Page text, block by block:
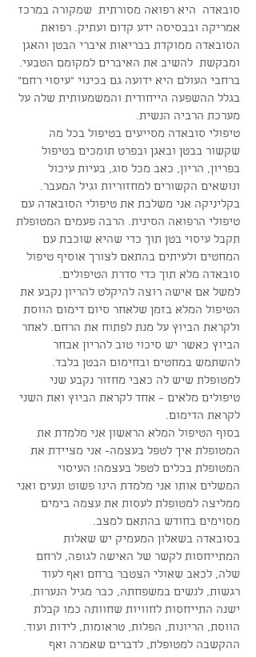
סובאדה היא רפואה מסורתית שמקורה במרכז
אמריקה ובבסיסה ידע קדום ועתיק. רפואת
הסובאדה ממוקדת בבריאות איברי הבטן והאגן
ומבקשת להשיב את האיברים למקומם הטבעי.
ברחבי העולם היא ידועה גם בכינוי "עיסוי רחם"
בגלל ההשפעה הייחודית והמשמעותית שלה על
מערכת הרביה הנשית.
טיפולי סובאדה מסייעים בטיפול בכל מה
שקשור בבטן ובאגן ובפרט תומכים בטיפול
בפריון, הריון, כאב מכל סוג, בעיות עיכול
ונושאים הקשורים למחזוריות וגיל המעבר.
בקליניקה אני משלבת את טיפולי הסובאדה עם
טיפולי הרפואה הסינית. הרבה פעמים המטופלת
תקבל עיסוי בטן תוך כדי שהיא שוכבת עם
המחטים ולעיתים בהתאם לצורך אוסיף טיפול
סובאדה מלא תוך כדי סדרת הטיפולים.
למשל אם אישה רוצה להיקלט להריון נקבע את
הטיפול המלא בזמן שלאחר סיום דימום הווסת
ולקראת הביוץ על מנת לפתוח את הרחם. לאחר
הביוץ כאשר יש סיכוי טוב להריון אבחר
להשתמש במחטים ובחימום הבטן בלבד.
למטופלת שיש לה כאבי מחזור נקבע שני
טיפולים מלאים – אחד לקראת הביוץ ואת השני
לקראת הדימום.
בסוף הטיפול המלא הראשון אני מלמדת את
המטופלת איך לטפל בעצמה- אני מציידת את
המטופלת בכלים לטפל בעצמה! העיסוי
המשלים אותו אני מלמדת הינו פשוט ונעים ואני
ממליצה למטופלת לעסות את עצמה בימים
מסוימים בחודש בהתאם למצב.
בסובאדה בשאלון המעמיק יש שאלות
המתייחסות לקשר של האישה לגופה, לרחם
שלה, לכאב שאולי הצטבר ברחם ואף לעוד
רגשות, לנשים במשפחתה, כבר מגיל הנערות.
ישנה התייחסות לחוויות שחוותה כמו קבלת
הווסת, הריונות, הפלות, טראומות, לידות ועוד.
ההקשבה למטופלת, לדברים שאמרה ואף